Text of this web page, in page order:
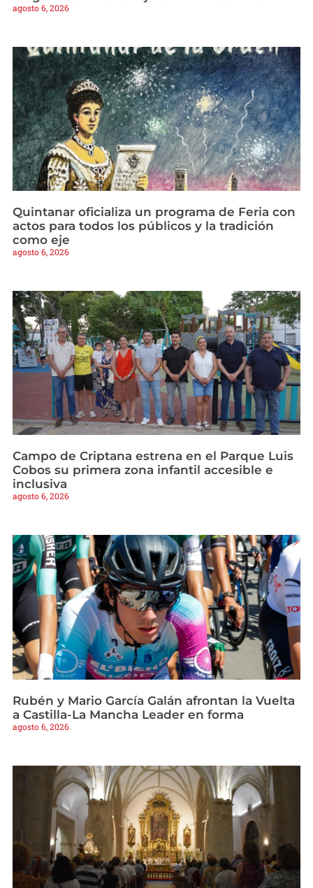
agosto 6, 2026
Quintanar oficializa un programa de Feria con
actos para todos los públicos y la tradición
como eje
agosto 6, 2026
Campo de Criptana estrena en el Parque Luis
Cobos su primera zona infantil accesible e
inclusiva
agosto 6, 2026
Rubén y Mario García Galán afrontan la Vuelta
a Castilla-La Mancha Leader en forma
agosto 6, 2026